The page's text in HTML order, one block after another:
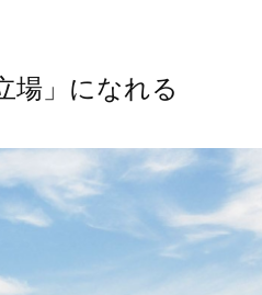
場」になれる